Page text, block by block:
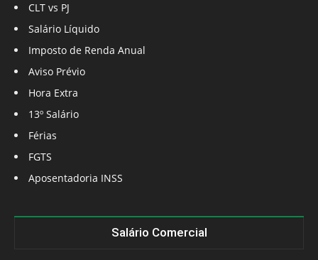
CLT vs PJ
Salário Líquido
Imposto de Renda Anual
Aviso Prévio
Hora Extra
13º Salário
Férias
FGTS
Aposentadoria INSS
Salário Comercial